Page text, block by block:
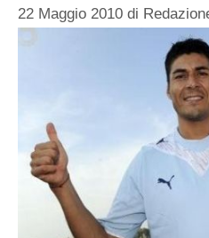
22 Maggio 2010 di